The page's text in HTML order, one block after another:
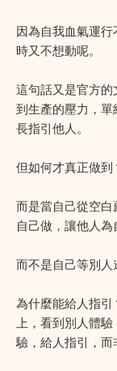
因為自我血氣運
時又不想動呢。
這句話又是官方
到生產的壓力，
長指引他人。
但如何才真正做到
而是當自己從空
自己做，讓他人為
而不是自己等別人
為什麼能給人指
上，看到別人體
驗，給人指引，而